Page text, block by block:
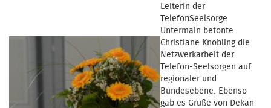
Leiterin der
TelefonSeelsorge
Untermain betonte
Christiane Knobling die
Netzwerkarbeit der
Telefon-Seelsorgen auf
regionaler und
Bundesebene. Ebenso
gab es Grüße von Dekan